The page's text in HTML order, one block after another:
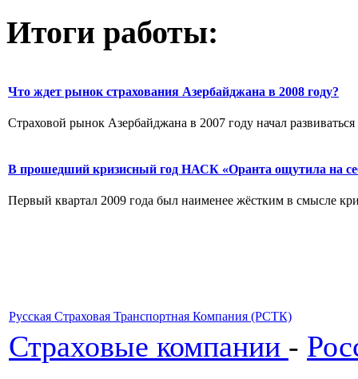
Итоги работы:
Что ждет рынок страхования Азербайджана в 2008 году?
Страховой рынок Азербайджана в 2007 году начал
В прошедший кризисный год НАСК «Оранта ощутила на
Первый квартал 2009 года был наименее жёстким в смысле
Русская Страховая Транспортная Компания (РСТК)
Страховые компании -